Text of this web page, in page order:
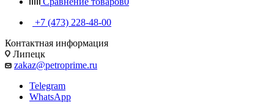
+7 (473) 228-48-00
Контактная информация
Липецк
zakaz@petroprime.ru
Telegram
WhatsApp